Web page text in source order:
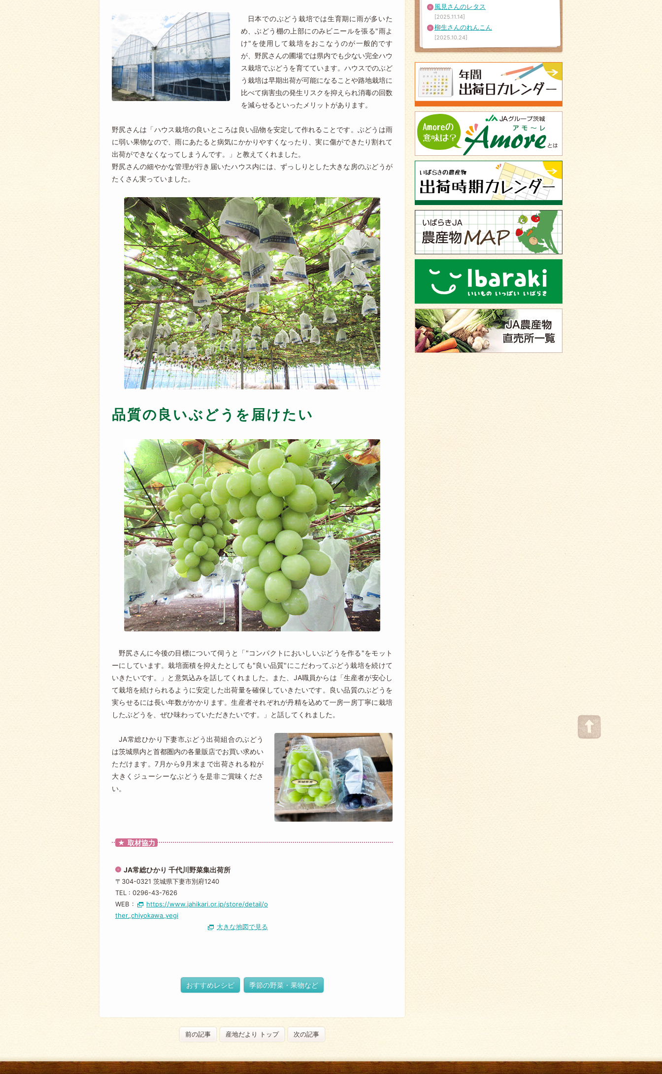
日本でのぶどう栽培では生育期に雨が多いた
め、ぶどう棚の上部にのみビニールを張る"雨よ
け"を使用して栽培をおこなうのが一般的です
が、野尻さんの圃場では県内でも少ない完全ハウ
ス栽培でぶどうを育てています。ハウスでのぶど
う栽培は早期出荷が可能になることや路地栽培に
比べて病害虫の発生リスクを抑えられ消毒の回数
を減らせるといったメリットがあります。
野尻さんは「ハウス栽培の良いところは良い品物を安定して作れることです。ぶどうは雨
に弱い果物なので、雨にあたると病気にかかりやすくなったり、実に傷ができたり割れて
出荷ができなくなってしまうんです。」と教えてくれました。
野尻さんの細やかな管理が行き届いたハウス内には、ずっしりとした大きな房のぶどうが
たくさん実っていました。
品質の良いぶどうを届けたい
野尻さんに今後の目標について伺うと「"コンパクトにおいしいぶどうを作る"をモット
ーにしています。栽培面積を抑えたとしても"良い品質"にこだわってぶどう栽培を続けて
いきたいです。」と意気込みを話してくれました。また、JA職員からは「生産者が安心し
て栽培を続けられるように安定した出荷量を確保していきたいです。良い品質のぶどうを
実らせるには長い年数がかかります。生産者それぞれが丹精を込めて一房一房丁寧に栽培
したぶどうを、ぜひ味わっていただきたいです。」と話してくれました。
JA常総ひかり下妻市ぶどう出荷組合のぶどう
は茨城県内と首都圏内の各量販店でお買い求めい
ただけます。7月から9月末まで出荷される粒が
大きくジューシーなぶどうを是非ご賞味くださ
い。
取材協力
JA常総ひかり 千代川野菜集出荷所
〒304-0321 茨城県下妻市別府1240
TEL : 0296-43-7626
WEB :
https://www.jahikari.or.jp/store/detail/o
ther_chiyokawa_vegi
大きな地図で見る
おすすめレシピ 季節の野菜・果物など
前の記事 産地だより トップ 次の記事
風見さんのレタス
[2025.11.14]
柳生さんのれんこん
[2025.10.24]